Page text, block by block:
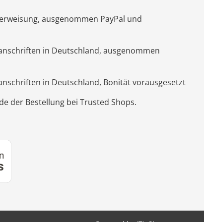
ausgenommen PayPal und
in Deutschland, ausgenommen
in Deutschland, Bonität vorausgesetzt
der Bestellung bei Trusted Shops.